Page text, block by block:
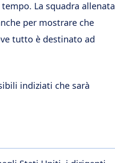
La squadra allenata
per mostrare che
tutto è destinato ad
indiziati che sarà